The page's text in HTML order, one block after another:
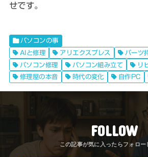
せです。
パソコンの事
AIと修理
アリエクスプレス
パーツ
パソコン修理
パソコン組み立て
リ
修理屋の本音
時代の変化 自作PC
FOLLOW